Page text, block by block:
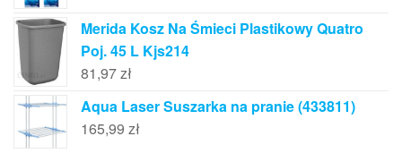
Merida Kosz Na Śmieci Plastikowy Quatro
Poj. 45 L Kjs214
81,97zł
Aqua Laser Suszarka na pranie (433811)
165,99 zł